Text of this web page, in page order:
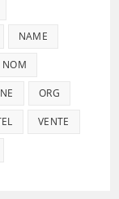
NAME
NOM
ORG
VENTE